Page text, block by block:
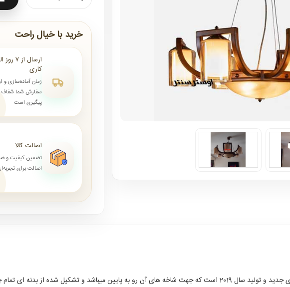
خرید با خیال راحت
کاری
زمان آماده‌سازی و
سفارش شما شفاف
پیگیری است
اصالت کالا
تضمین کیفیت و
اصالت برای
از مدل های جدید و تولید سال 2019 است که جهت شاخه های آن رو به پایین میباشد و تشکیل